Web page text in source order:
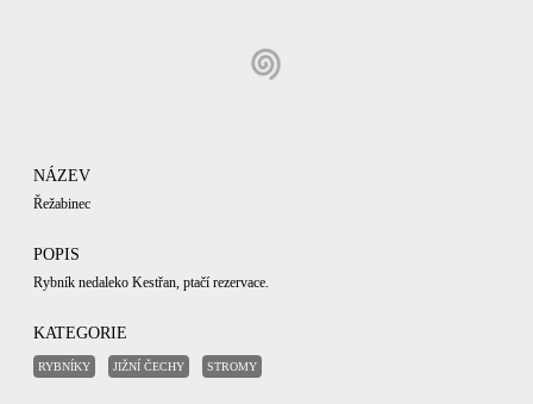
NÁZEV
Řežabinec
POPIS
Rybník nedaleko Kestřan, ptačí rezervace.
KATEGORIE
RYBNÍKY JIŽNÍ ČECHY STROMY